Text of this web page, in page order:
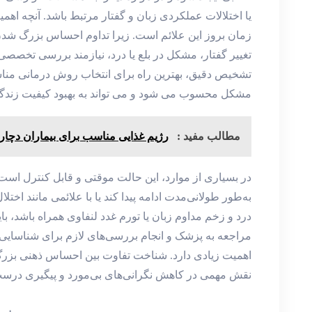
یا اختلالات عملکردی زبان و گفتار مرتبط باشد. آنچه
زمان بروز این علائم است. زیرا تداوم احساس بزرگ شدن
تغییر گفتار، مشکل در بلع یا درد، نیازمند بررسی
تشخیص دقیق، بهترین راه برای انتخاب روش درمانی
مشکل محسوب می ‌شود و می‌ تواند به بهبود کیفیت
مطالب مفید : رژیم غذایی مناسب برای بیماران دچار
در بسیاری از موارد، این حالت موقتی و قابل کنترل
به‌طور طولانی‌مدت ادامه پیدا کند یا با علائمی مانند
درد و زخم مداوم زبان یا تورم غدد لنفاوی همراه
مراجعه به پزشک و انجام بررسی‌های لازم برای
اهمیت زیادی دارد. شناخت تفاوت بین احساس ذهنی
نقش مهمی در کاهش نگرانی‌های بی‌مورد و پیگیری